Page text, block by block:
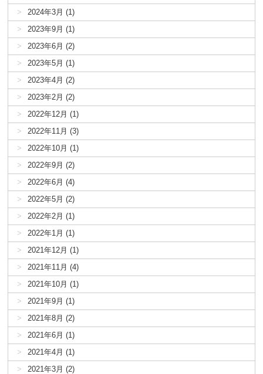
2024年3月 (1)
2023年9月 (1)
2023年6月 (2)
2023年5月 (1)
2023年4月 (2)
2023年2月 (2)
2022年12月 (1)
2022年11月 (3)
2022年10月 (1)
2022年9月 (2)
2022年6月 (4)
2022年5月 (2)
2022年2月 (1)
2022年1月 (1)
2021年12月 (1)
2021年11月 (4)
2021年10月 (1)
2021年9月 (1)
2021年8月 (2)
2021年6月 (1)
2021年4月 (1)
2021年3月 (2)